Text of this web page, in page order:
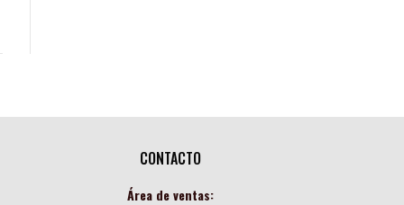
CONTACTO
Área de ventas: